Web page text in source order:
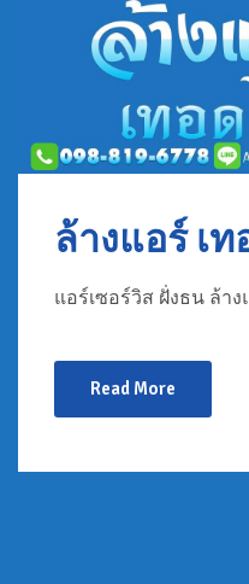
ล้างแอร์ เ
แอร์เซอร์วิส ฝั่งธน ล้าง
Read More